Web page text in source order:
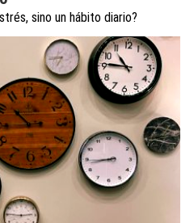
sino un hábito diario?